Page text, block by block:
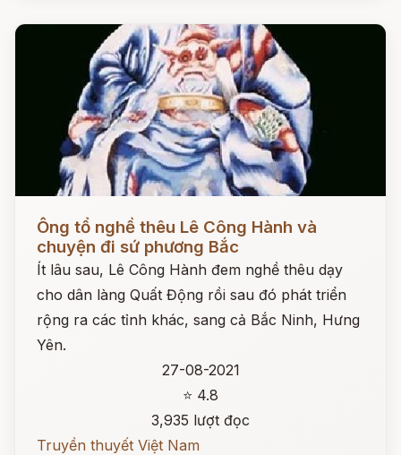
Đọc ngay
Ông tổ nghề thêu Lê Công Hành và
chuyện đi sứ phương Bắc
Ít lâu sau, Lê Công Hành đem nghề thêu dạy
cho dân làng Quất Động rồi sau đó phát triển
rộng ra các tỉnh khác, sang cả Bắc Ninh, Hưng
Yên.
27-08-2021
⭐ 4.8
3,935 lượt đọc
Truyền thuyết Việt Nam